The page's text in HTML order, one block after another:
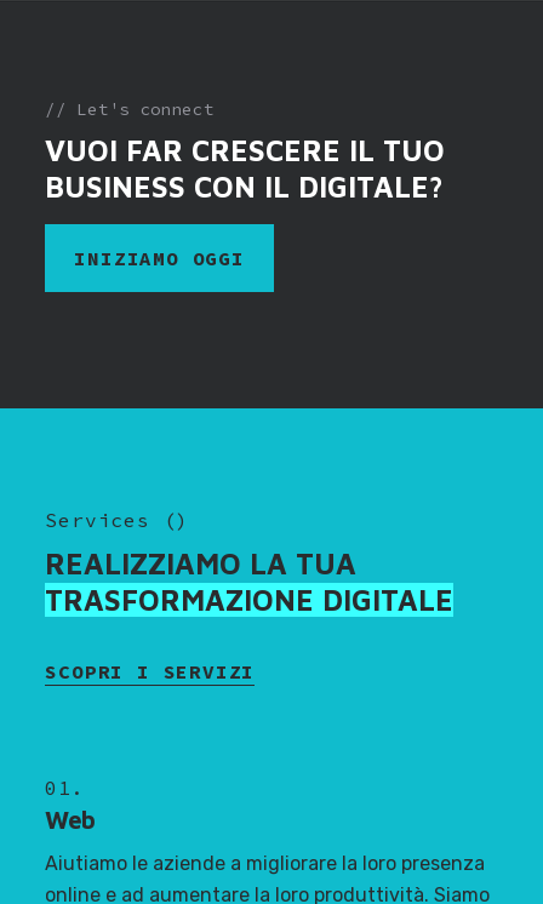
// Let's connect
VUOI FAR CRESCERE IL TUO
BUSINESS CON IL DIGITALE?
INIZIAMO OGGI
Services ( )
REALIZZIAMO LA TUA
TRASFORMAZIONE DIGITALE
SCOPRI I SERVIZI
01.
Web
Aiutiamo le aziende a migliorare la loro presenza
online e ad aumentare la loro produttività. Siamo